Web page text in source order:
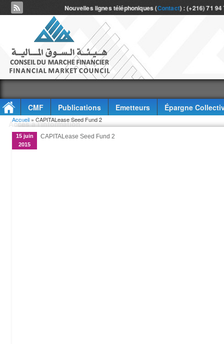
Nouvelles lignes téléphoniques (Contact) : (+216) 71
CMF Publications Emetteurs
Épargne
Accès à l'information
Vous êtes ici
Accueil » CAPITALease Seed Fund 2
15 juin
2015
CAPITALease Seed Fund 2